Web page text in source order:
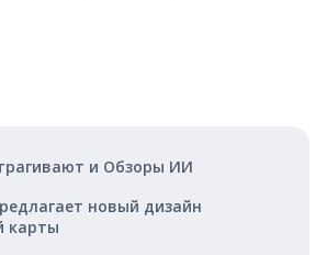
и Обзоры ИИ
новый дизайн
карты